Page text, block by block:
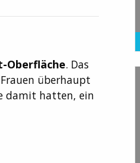
Oberfläche. Das
überhaupt
damit hatten, ein